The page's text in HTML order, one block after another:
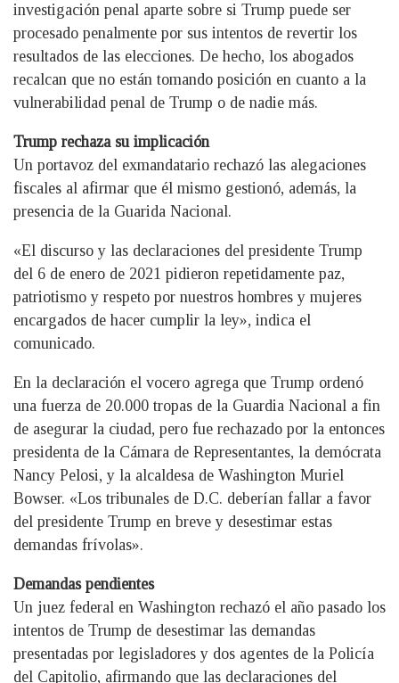
investigación penal aparte sobre si Trump puede ser
procesado penalmente por sus intentos de revertir los
resultados de las elecciones. De hecho, los abogados
recalcan que no están tomando posición en cuanto a la
vulnerabilidad penal de Trump o de nadie más.
Trump rechaza su implicación
Un portavoz del exmandatario rechazó las alegaciones
fiscales al afirmar que él mismo gestionó, además, la
presencia de la Guarida Nacional.
«El discurso y las declaraciones del presidente Trump
del 6 de enero de 2021 pidieron repetidamente paz,
patriotismo y respeto por nuestros hombres y mujeres
encargados de hacer cumplir la ley», indica el
comunicado.
En la declaración el vocero agrega que Trump ordenó
una fuerza de 20.000 tropas de la Guardia Nacional a fin
de asegurar la ciudad, pero fue rechazado por la entonces
presidenta de la Cámara de Representantes, la demócrata
Nancy Pelosi, y la alcaldesa de Washington Muriel
Bowser. «Los tribunales de D.C. deberían fallar a favor
del presidente Trump en breve y desestimar estas
demandas frívolas».
Demandas pendientes
Un juez federal en Washington rechazó el año pasado los
intentos de Trump de desestimar las demandas
presentadas por legisladores y dos agentes de la Policía
del Capitolio, afirmando que las declaraciones del